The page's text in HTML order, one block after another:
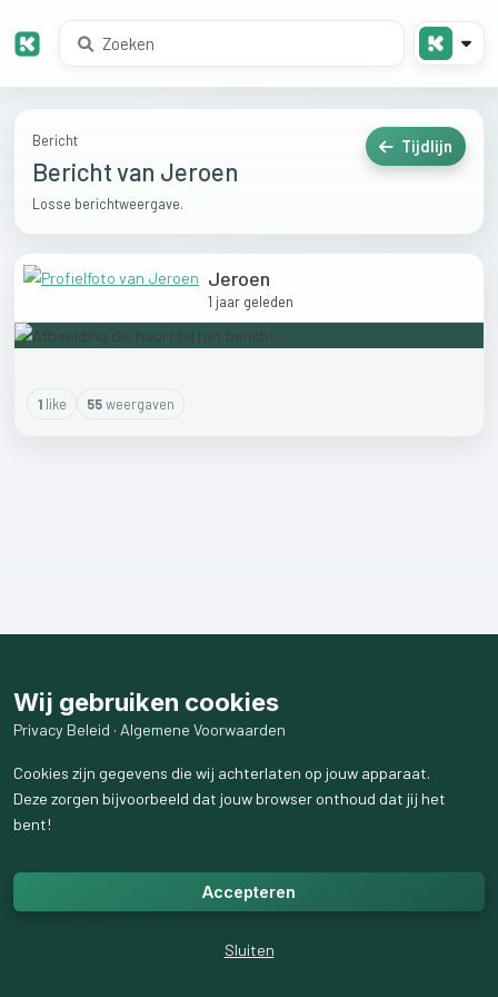
Bericht
Bericht van Jeroen
Losse berichtweergave.
Tijdlijn
Jeroen
1 jaar geleden
1like 55weergaven
Wij gebruiken cookies
Privacy Beleid · Algemene Voorwaarden
Cookies zijn gegevens die wij achterlaten op jouw apparaat.
Deze zorgen bijvoorbeeld dat jouw browser onthoud dat jij het
bent!
Accepteren
Sluiten